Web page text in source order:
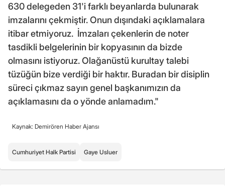
630 delegeden 31'i farklı beyanlarda bulunarak
imzalarını çekmiştir. Onun dışındaki açıklamalara
itibar etmiyoruz. İmzaları çekenlerin de noter
tasdikli belgelerinin bir kopyasının da bizde
olmasını istiyoruz. Olağanüstü kurultay talebi
tüzüğün bize verdiği bir haktır. Buradan bir disiplin
süreci çıkmaz sayın genel başkanımızın da
açıklamasını da o yönde anlamadım."
Kaynak: Demirören Haber Ajansı
Cumhuriyet Halk Partisi Gaye Usluer